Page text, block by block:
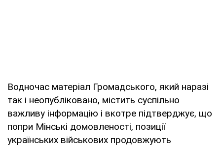
Водночас матеріал Громадського, який наразі
так і неопубліковано, містить суспільно
важливу інформацію і вкотре підтверджує, що
попри Мінські домовленості, позиції
українських військових продовжують